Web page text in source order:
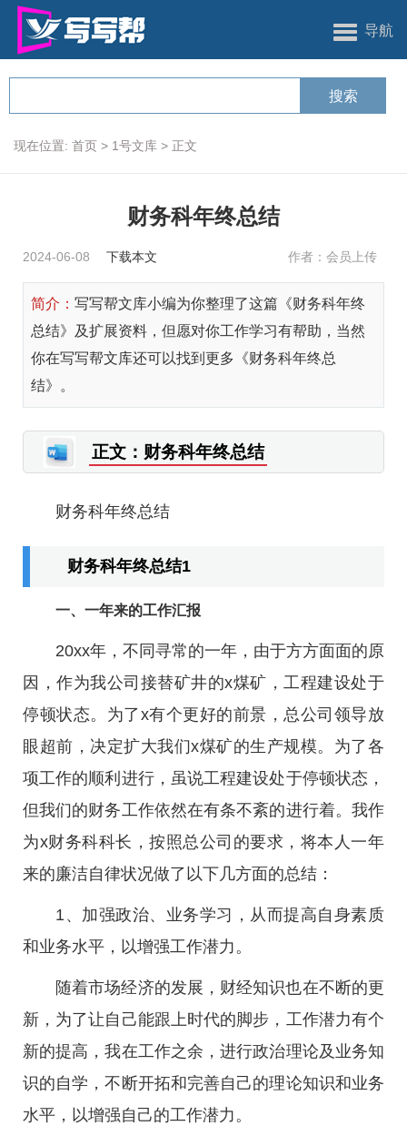
导航
现在位置: 首页 > 1号文库 > 正文
财务科年终总结
2024-06-08 下载本文 作者：会员上传
简介： 写写帮文库小编为你整理了这篇《财务科年终
总结》及扩展资料，但愿对你工作学习有帮助，当然
你在写写帮文库还可以找到更多《财务科年终总
结》。
正文：财务科年终总结
财务科年终总结
财务科年终总结1
一、一年来的工作汇报
20xx年，不同寻常的一年，由于方方面面的原
因，作为我公司接替矿井的x煤矿，工程建设处于
停顿状态。为了x有个更好的前景，总公司领导放
眼超前，决定扩大我们x煤矿的生产规模。为了各
项工作的顺利进行，虽说工程建设处于停顿状态，
但我们的财务工作依然在有条不紊的进行着。我作
为x财务科科长，按照总公司的要求，将本人一年
来的廉洁自律状况做了以下几方面的总结：
1、加强政治、业务学习，从而提高自身素质
和业务水平，以增强工作潜力。
随着市场经济的发展，财经知识也在不断的更
新，为了让自己能跟上时代的脚步，工作潜力有个
新的提高，我在工作之余，进行政治理论及业务知
识的自学，不断开拓和完善自己的理论知识和业务
水平，以增强自己的工作潜力。